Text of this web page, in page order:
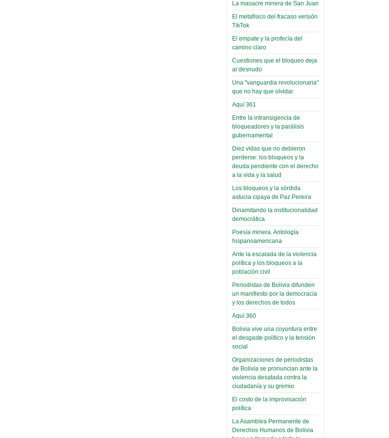
Miércoles, 14 Septiembre 2022
Leer Más...
Posesionan a dirigentes de
Asociación de Docentes
Domingo, 14 Agosto 2022
Leer Más...
narco-fotos
(Miscelánea
Palaciega 8)
El Infamatorio
Miércoles, 19 Junio 2019
Read more...
Cosmética
descolonizadora
(Miscelánea
palaciega 7)
El Infamatorio
Lunes, 27 Mayo 2019
Read more...
Creacionismo,
filtraciones e
inicio de la
campaña del
MAS
(Miscelánea
palaciega 6)
El Infamatorio
Domingo, 12 Mayo 2019
Read more...
La masacre minera de San Juan
El metafísico del fracaso versión
TikTok
El empate y la profecía del
camino claro
Cuestiones que el bloqueo deja
al desnudo
Una "vanguardia revolucionaria"
que no hay que olvidar
Aquí 361
Entre la intransigencia de
bloqueadores y la parálisis
gubernamental
Diez vidas que no debieron
perderse: los bloqueos y la
deuda pendiente con el derecho
a la vida y la salud
Los bloqueos y la sórdida
astucia cipaya de Paz Pereira
Dinamitando la institucionalidad
democrática
Poesía minera. Antología
hispanoamericana
Ante la escalada de la violencia
política y los bloqueos a la
población civil
Periodistas de Bolivia difunden
un manifiesto por la democracia
y los derechos de todos
Aquí 360
Bolivia vive una coyuntura entre
el desgaste político y la tensión
social
Organizaciones de periodistas
de Bolivia se pronuncian ante la
violencia desatada contra la
ciudadanía y su gremio
El costo de la improvisación
política
La Asamblea Permanente de
Derechos Humanos de Bolivia